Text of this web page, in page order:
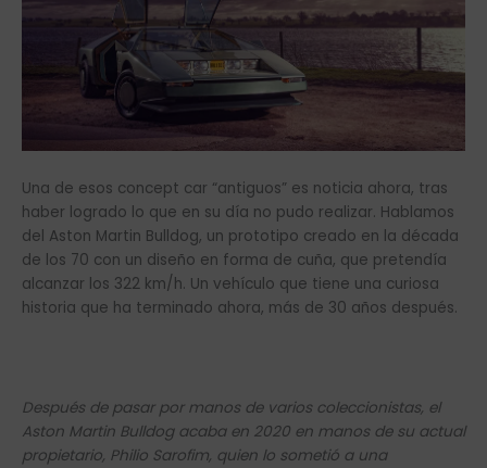
Una de esos concept car “antiguos” es noticia ahora, tras
haber logrado lo que en su día no pudo realizar. Hablamos
del Aston Martin Bulldog, un prototipo creado en la década
de los 70 con un diseño en forma de cuña, que pretendía
alcanzar los 322 km/h. Un vehículo que tiene una curiosa
historia que ha terminado ahora, más de 30 años después.
Después de pasar por manos de varios coleccionistas, el
Aston Martin Bulldog acaba en 2020 en manos de su actual
propietario, Philio Sarofim, quien lo sometió a una